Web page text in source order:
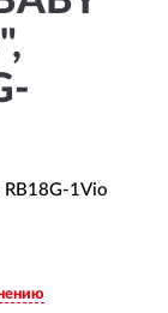
RB18G-1Vio